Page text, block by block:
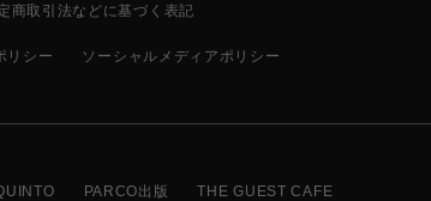
商取引法などに基づく表記
リシー ソーシャルメディアポリシー
PARCO出版 THE GUEST CAFE